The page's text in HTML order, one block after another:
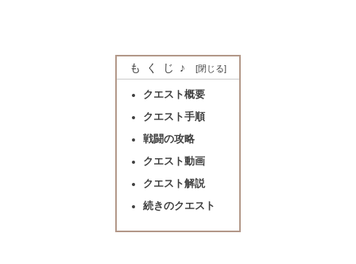
もくじ♪
クエスト概要
クエスト手順
戦闘の攻略
クエスト動画
クエスト解説
続きのクエスト